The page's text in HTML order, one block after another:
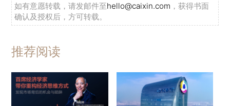
如有意愿转载，请发邮件至hello@caixin.com ，获得书面
确认及授权后，方可转载。
推荐阅读